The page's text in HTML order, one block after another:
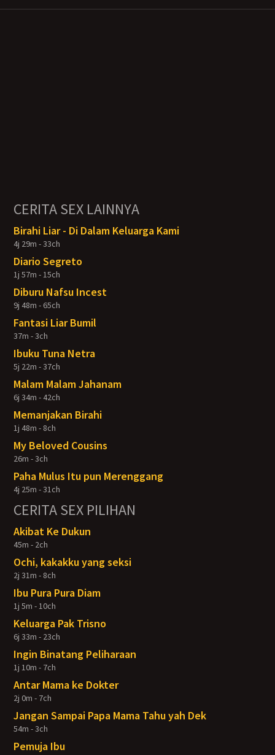
CERITA SEX LAINNYA
Birahi Liar - Di Dalam Keluarga Kami
4j 29m - 33ch
Diario Segreto
1j 57m - 15ch
Diburu Nafsu Incest
9j 48m - 65ch
Fantasi Liar Bumil
37m - 3ch
Ibuku Tuna Netra
5j 22m - 37ch
Malam Malam Jahanam
6j 34m - 42ch
Memanjakan Birahi
1j 48m - 8ch
My Beloved Cousins
26m - 3ch
Paha Mulus Itu pun Merenggang
4j 25m - 31ch
CERITA SEX PILIHAN
Akibat Ke Dukun
45m - 2ch
Ochi, kakakku yang seksi
2j 31m - 8ch
Ibu Pura Pura Diam
1j 5m - 10ch
Keluarga Pak Trisno
6j 33m - 23ch
Ingin Binatang Peliharaan
1j 10m - 7ch
Antar Mama ke Dokter
2j 0m - 7ch
Jangan Sampai Papa Mama Tahu yah Dek
54m - 3ch
Pemuja Ibu